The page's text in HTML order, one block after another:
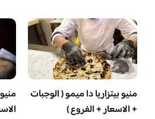
منيو بيتزاريا دا ميمو ( الوجبات
+ الاسعار + الفروع )